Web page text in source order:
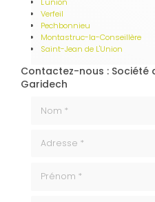
Verfeil
Pechbonnieu
Montastruc-la-Conseillère
Saint-Jean de L'Union
Contactez-nous :
Garidech